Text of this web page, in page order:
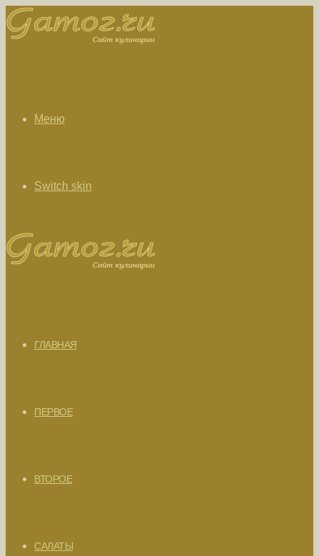
Меню
Switch skin
ГЛАВНАЯ
ПЕРВОЕ
ВТОРОЕ
САЛАТЫ